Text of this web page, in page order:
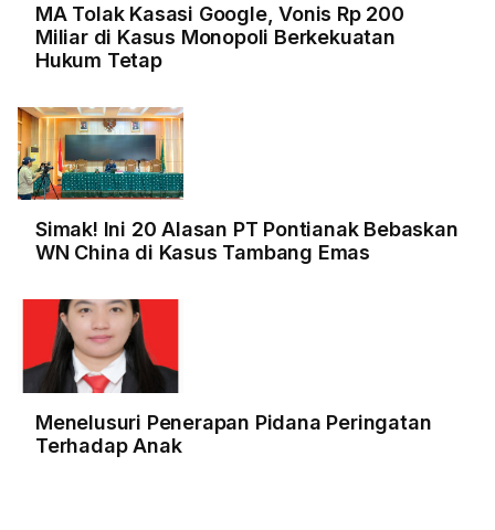
MA Tolak Kasasi Google, Vonis Rp 200
Miliar di Kasus Monopoli Berkekuatan
Hukum Tetap
Simak! Ini 20 Alasan PT Pontianak Bebaskan
WN China di Kasus Tambang Emas
Menelusuri Penerapan Pidana Peringatan
Terhadap Anak